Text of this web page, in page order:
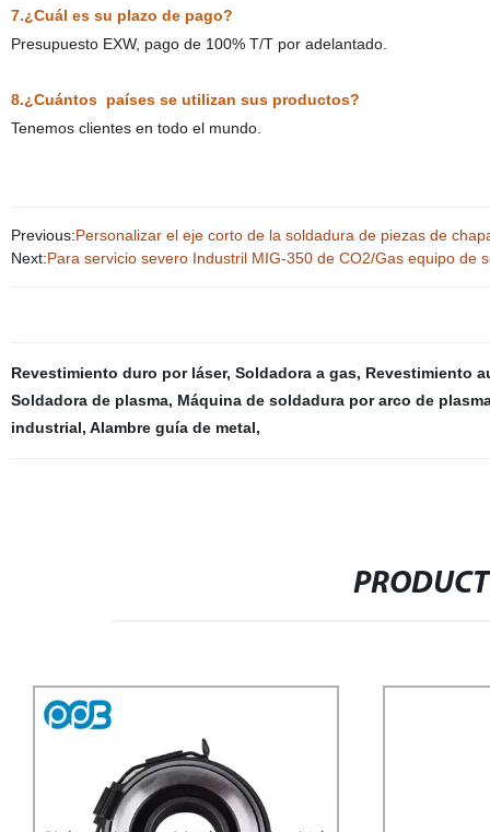
7.¿Cuál es su plazo de pago?
Presupuesto EXW, pago de 100% T/T por adelantado.
8.¿Cuántos países se utilizan sus productos?
Tenemos clientes en todo el mundo.
Previous:Personalizar el eje corto de la soldadura de piezas de
Next:Para servicio severo Industril MIG-350 de CO2/Gas equipo de
Revestimiento duro por láser, Soldadora a gas, Revestimiento
Soldadora de plasma, Máquina de soldadura por arco de
industrial, Alambre guía de metal,